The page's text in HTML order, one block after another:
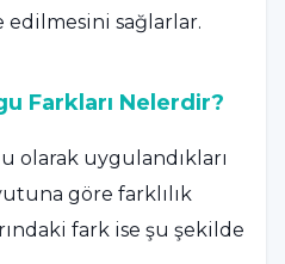
edilmesini sağlarlar.
Farkları Nelerdir?
olarak uygulandıkları
göre farklılık
fark ise şu şekilde